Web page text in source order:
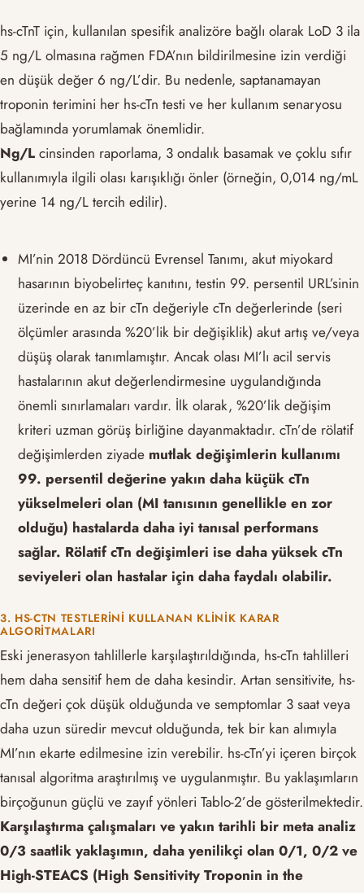
hs-cTnT için, kullanılan spesifik analizöre bağlı olarak LoD 3 ila
5 ng/L olmasına rağmen FDA’nın bildirilmesine izin verdiği
en düşük değer 6 ng/L’dir. Bu nedenle, saptanamayan
troponin terimini her hs-cTn testi ve her kullanım senaryosu
bağlamında yorumlamak önemlidir.
Ng/L cinsinden raporlama, 3 ondalık basamak ve çoklu sıfır
kullanımıyla ilgili olası karışıklığı önler (örneğin, 0,014 ng/mL
yerine 14 ng/L tercih edilir).
MI’nin 2018 Dördüncü Evrensel Tanımı, akut miyokard
hasarının biyobelirteç kanıtını, testin 99. persentil URL’sinin
üzerinde en az bir cTn değeriyle cTn değerlerinde (seri
ölçümler arasında %20’lik bir değişiklik) akut artış ve/veya
düşüş olarak tanımlamıştır. Ancak olası MI’lı acil servis
hastalarının akut değerlendirmesine uygulandığında
önemli sınırlamaları vardır. İlk olarak, %20’lik değişim
kriteri uzman görüş birliğine dayanmaktadır. cTn’de rölatif
değişimlerden ziyade mutlak değişimlerin kullanımı
99. persentil değerine yakın daha küçük cTn
yükselmeleri olan (MI tanısının genellikle en zor
olduğu) hastalarda daha iyi tanısal performans
sağlar. Rölatif cTn değişimleri ise daha yüksek cTn
seviyeleri olan hastalar için daha faydalı olabilir.
3. HS-CTN TESTLERINI KULLANAN KLINIK KARAR
ALGORITMALARI
Eski jenerasyon tahlillerle karşılaştırıldığında, hs-cTn tahlilleri
hem daha sensitif hem de daha kesindir. Artan sensitivite, hs-
cTn değeri çok düşük olduğunda ve semptomlar 3 saat veya
daha uzun süredir mevcut olduğunda, tek bir kan alımıyla
MI’nın ekarte edilmesine izin verebilir. hs-cTn’yi içeren birçok
tanısal algoritma araştırılmış ve uygulanmıştır. Bu yaklaşımların
birçoğunun güçlü ve zayıf yönleri Tablo-2’de gösterilmektedir.
Karşılaştırma çalışmaları ve yakın tarihli bir meta analiz
0/3 saatlik yaklaşımın, daha yenilikçi olan 0/1, 0/2 ve
High-STEACS (High Sensitivity Troponin in the